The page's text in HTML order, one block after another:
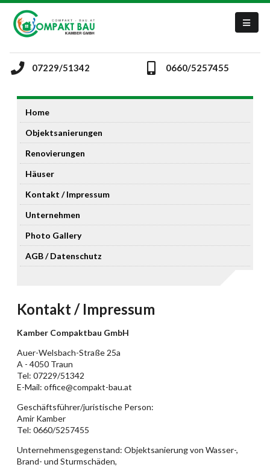
07229/51342 0660/5257455
Home
Objektsanierungen
Renovierungen
Häuser
Kontakt / Impressum
Unternehmen
Photo Gallery
AGB / Datenschutz
Kontakt / Impressum
Kamber Compaktbau GmbH
Auer-Welsbach-Straße 25a
A - 4050 Traun
Tel: 07229/51342
E-Mail: office@compakt-bau.at
Geschäftsführer/juristische Person:
Amir Kamber
Tel: 0660/5257455
Unternehmensgegenstand: Objektsanierung von Wasser-,
Brand- und Sturmschäden,